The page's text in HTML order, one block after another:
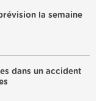
la semaine
dans un accident